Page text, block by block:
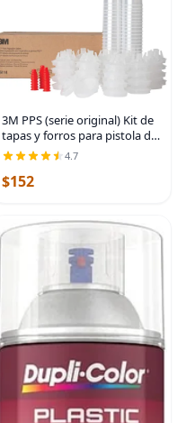
3M PPS (serie original) Kit de
tapas y forros para pistola de
pintura, 16114, Mini, filtro de
6 onzas, 200 micrones, uso
con pistola de pintura para
4.7
$152